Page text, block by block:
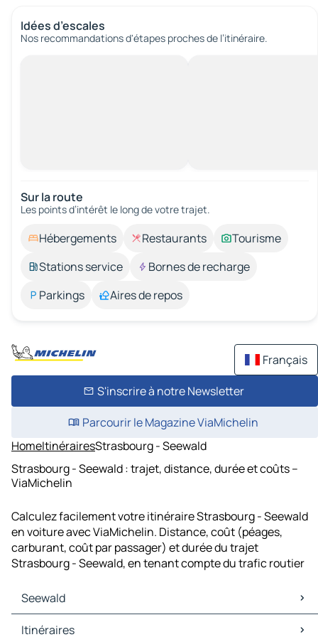
Idées d’escales
Nos recommandations d'étapes proches de l’itinéraire.
Sur la route
Les points d’intérêt le long de votre trajet.
Hébergements Restaurants
Tourisme
Stations service
Bornes de recharge
Parkings
Aires de repos
Français
S'inscrire à notre Newsletter
Parcourir le Magazine ViaMichelin
HomeItinérairesStrasbourg - Seewald
Strasbourg - Seewald : trajet, distance, durée et coûts –
ViaMichelin
Calculez facilement votre itinéraire Strasbourg - Seewald
en voiture avec ViaMichelin. Distance, coût (péages,
carburant, coût par passager) et durée du trajet
Strasbourg - Seewald, en tenant compte du trafic routier
Seewald
Seewald Cartes et plans
Itinéraires